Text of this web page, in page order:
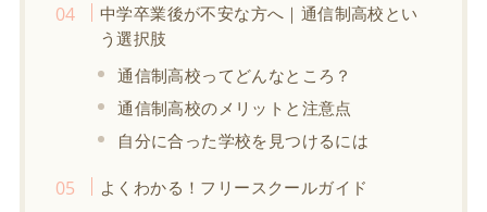
中学卒業後が不安な方へ｜通信制高校とい
う選択肢
通信制高校ってどんなところ？
通信制高校のメリットと注意点
自分に合った学校を見つけるには
よくわかる！フリースクールガイド